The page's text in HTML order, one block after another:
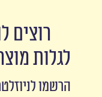
רוצים
לגלות
הרשמו